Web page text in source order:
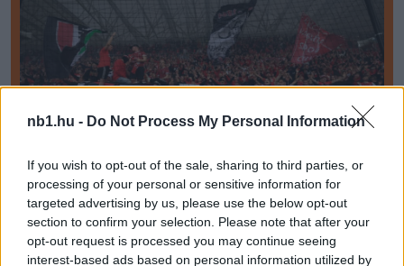
nb1.hu - Do Not Process My Personal Information
If you wish to opt-out of the sale, sharing to third parties, or
processing of your personal or sensitive information for
targeted advertising by us, please use the below opt-out
section to confirm your selection. Please note that after your
opt-out request is processed you may continue seeing
interest-based ads based on personal information utilized by
DVSC: Feyenoord-kapus és korábbi DVTK-játékos is
érkezhet Debrecenbe